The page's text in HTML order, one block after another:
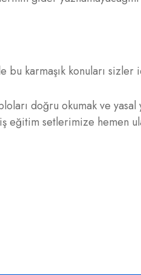
bu karmaşık konuları
doğru okumak ve yasal
eğitim setlerimize hemen